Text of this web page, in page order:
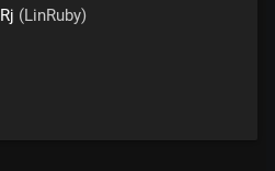
(LinRuby)